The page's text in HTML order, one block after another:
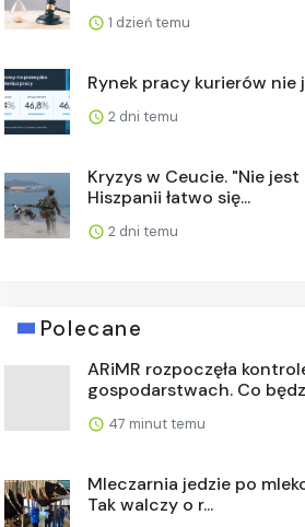
1 dzień temu
Rynek pracy kurierów nie
2 dni temu
Kryzys w Ceucie. "Nie jest
Hiszpanii łatwo się...
2 dni temu
Polecane
ARiMR rozpoczęła
gospodarstwach. Co
47 minut temu
Mleczarnia jedzie po
Tak walczy o r...